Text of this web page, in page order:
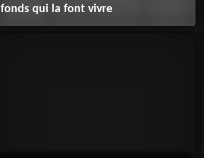
fonds qui la font vivre